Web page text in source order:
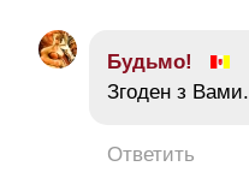
Будьмо!
Згоден з Вами.
Ответить